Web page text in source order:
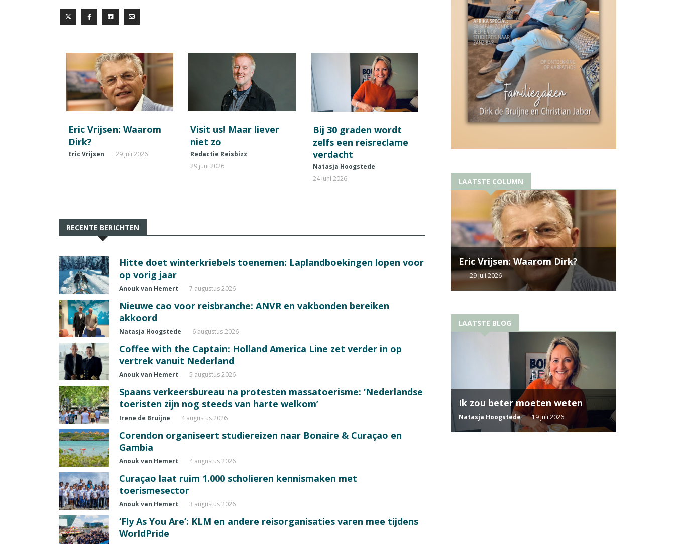
Eric Vrijsen: Waarom
Dirk?
Eric Vrijsen 29 juli 2026
Visit us! Maar liever
niet zo
Redactie Reisbizz
29 juni 2026
Bij 30 graden wordt
zelfs een reisreclame
verdacht
Natasja Hoogstede
24 juni 2026
RECENTE BERICHTEN
Hitte doet winterkriebels toenemen: Laplandboekingen lopen voor
op vorig jaar
Anouk van Hemert 7 augustus 2026
Nieuwe cao voor reisbranche: ANVR en vakbonden bereiken
akkoord
Natasja Hoogstede 6 augustus 2026
Coffee with the Captain: Holland America Line zet verder in op
vertrek vanuit Nederland
Anouk van Hemert 5 augustus 2026
Spaans verkeersbureau na protesten massatoerisme: ‘Nederlandse
toeristen zijn nog steeds van harte welkom’
Irene de Bruijne 4 augustus 2026
Corendon organiseert studiereizen naar Bonaire & Curaçao en
Gambia
Anouk van Hemert 4 augustus 2026
Curaçao laat ruim 1.000 scholieren kennismaken met
toerismesector
Anouk van Hemert 3 augustus 2026
‘Fly As You Are’: KLM en andere reisorganisaties varen mee tijdens
WorldPride
LAATSTE COLUMN
Eric Vrijsen: Waarom Dirk?
29 juli 2026
LAATSTE BLOG
Ik zou beter moeten weten
Natasja Hoogstede 19 juli 2026